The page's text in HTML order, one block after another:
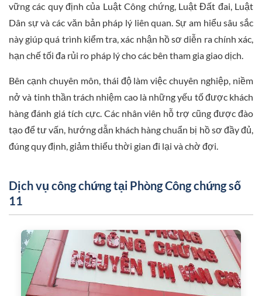
vững các quy định của Luật Công chứng, Luật Đất đai, Luật
Dân sự và các văn bản pháp lý liên quan. Sự am hiểu sâu sắc
này giúp quá trình kiểm tra, xác nhận hồ sơ diễn ra chính xác,
hạn chế tối đa rủi ro pháp lý cho các bên tham gia giao dịch.
Bên cạnh chuyên môn, thái độ làm việc chuyên nghiệp, niềm
nở và tinh thần trách nhiệm cao là những yếu tố được khách
hàng đánh giá tích cực. Các nhân viên hỗ trợ cũng được đào
tạo để tư vấn, hướng dẫn khách hàng chuẩn bị hồ sơ đầy đủ,
đúng quy định, giảm thiểu thời gian đi lại và chờ đợi.
Dịch vụ công chứng tại Phòng Công chứng số
11